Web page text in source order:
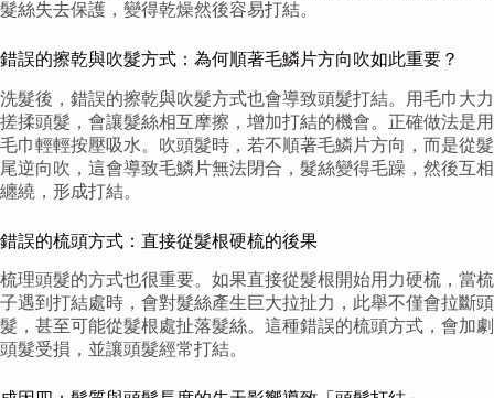
髮絲失去保護，變得乾燥然後容易打結。
錯誤的擦乾與吹髮方式：為何順著毛鱗片方向吹如此重要？
洗髮後，錯誤的擦乾與吹髮方式也會導致頭髮打結。用毛巾大力
搓揉頭髮，會讓髮絲相互摩擦，增加打結的機會。正確做法是用
毛巾輕輕按壓吸水。吹頭髮時，若不順著毛鱗片方向，而是從髮
尾逆向吹，這會導致毛鱗片無法閉合，髮絲變得毛躁，然後互相
纏繞，形成打結。
錯誤的梳頭方式：直接從髮根硬梳的後果
梳理頭髮的方式也很重要。如果直接從髮根開始用力硬梳，當梳
子遇到打結處時，會對髮絲產生巨大拉扯力，此舉不僅會拉斷頭
髮，甚至可能從髮根處扯落髮絲。這種錯誤的梳頭方式，會加劇
頭髮受損，並讓頭髮經常打結。